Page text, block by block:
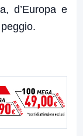
d’Europa e